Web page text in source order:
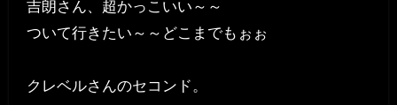
吉朗さん、超かっこいい～～
ついて行きたい～～どこまでもぉぉ
クレベルさんのセコンド。